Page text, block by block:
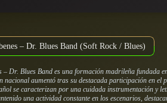
– Dr. Blues Band (Soft Rock / Blues)
– Dr. Blues Band es una formación madrileña fundada
nacional aumentó tras su destacada participación en
se caracterizan por una cuidada instrumentación y
una actividad constante en los escenarios,